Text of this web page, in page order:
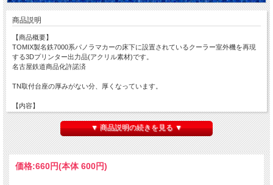
商品説明
【商品概要】
TOMIX製名鉄7000系パノラマカーの床下に設置されているクーラー室外機を再現
する3Dプリンター出力品(アクリル素材)です。
名古屋鉄道商品化許諾済
TN取付台座の厚みがない分、厚くなっています。
【内容】
1編成分(左右各2個)
▼ 商品説明の続きを見る ▼
価格:660円(本体 600円)